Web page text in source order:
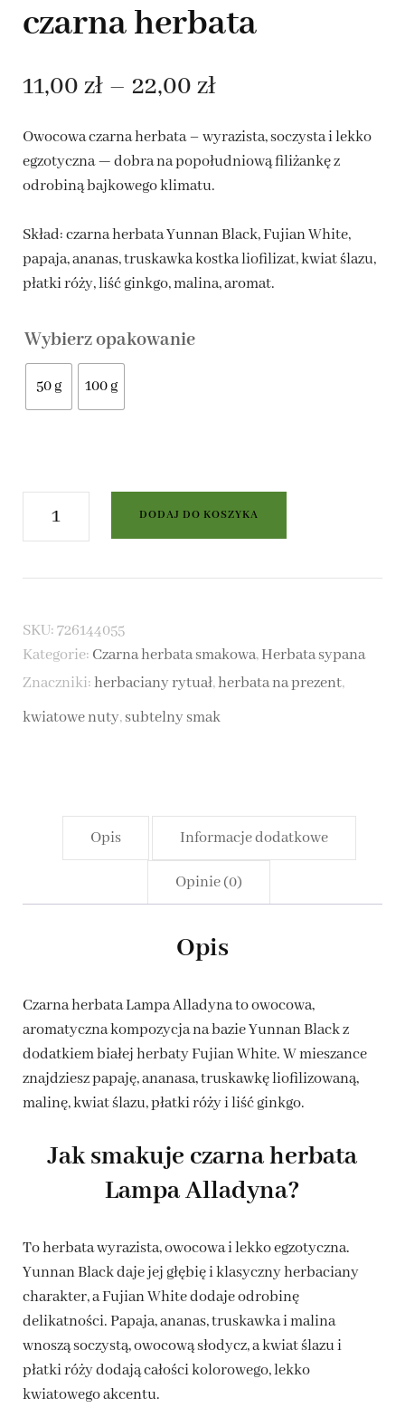
czarna herbata
11,00 zł – 22,00 złZakres
cen:
od
do
22,00 zł
Owocowa czarna herbata – wyrazista, soczysta i lekko
egzotyczna — dobra na popołudniową filiżankę z
odrobiną bajkowego klimatu.
Skład: czarna herbata Yunnan Black, Fujian White,
papaja, ananas, truskawka kostka liofilizat, kwiat ślazu,
płatki róży, liść ginkgo, malina, aromat.
Wybierz opakowanie
50 g 100 g
ilość
Lampa
Alladyna
czarna
herbata
DODAJ DO KOSZYKA
SKU:726144055
Kategorie: Czarna herbata smakowa,Herbata sypana
Znaczniki:herbaciany rytuał,herbata na prezent,
kwiatowe nuty,subtelny smak
Opis Informacje dodatkowe
Opinie (0)
Opis
Czarna herbata Lampa Alladyna to owocowa,
aromatyczna kompozycja na bazie Yunnan Black z
dodatkiem białej herbaty Fujian White. W mieszance
znajdziesz papaję, ananasa, truskawkę liofilizowaną,
malinę, kwiat ślazu, płatki róży i liść ginkgo.
Jak smakuje czarna herbata
Lampa Alladyna?
To herbata wyrazista, owocowa i lekko egzotyczna.
Yunnan Black daje jej głębię i klasyczny herbaciany
charakter, a Fujian White dodaje odrobinę
delikatności. Papaja, ananas, truskawka i malina
wnoszą soczystą, owocową słodycz, a kwiat ślazu i
płatki róży dodają całości kolorowego, lekko
kwiatowego akcentu.